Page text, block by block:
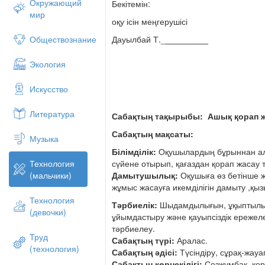
Окружающий
мир
Обществознание
Экология
Искусство
Литература
Музыка
Технология
(мальчики)
Технология
(девочки)
Труд
(технология)
мақсатына қарай тіктөртбұрыш,
жатады.
Біз бүгін құстарға жем салатын қорап
Тіктөртбұрыш пішінді қорап
Сергіту сәті
Оңға, оңға түзу тұр
Солға, солға түзу тұр
Артқа қарай бір адым
Алдыға қарай бір адым
Жоғары, төмен қарайық
Орнымызды табайық.
Бекітемін:
оқу ісін меңгерушісі
Дауылбай Т._
Сабақтың тақырыбы: Ашық қорап
Сабақтың мақсаты:
Білімділік: Оқушылардың бұрыннан
сүйене отырып, қағаздан қорап жасау
Дамытушылық: Оқушыға өз бетінше
жұмыс жасауға икемділігін дамыту
Тәрбиелік: Шыдамдылығын,
ұйымдастыру және қауыпсіздік
тәрбиелеу.
Сабақтың түрі: Аралас.
Сабақтың әдісі: Түсіндіру, сұрақ-